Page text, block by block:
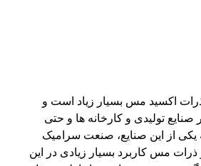
ذرات اکسید مس بسیار زیاد است و
صنایع تولیدی و کارخانه ها و حتی
یکی از این صنایع، صنعت سرامیک
مس کاربرد بسیار زیادی در این